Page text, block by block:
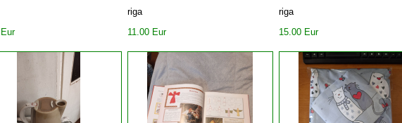
riga
11.00 Eur
riga
15.00 Eur